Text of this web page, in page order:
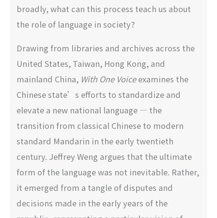
broadly, what can this process teach us about
the role of language in society?
Drawing from libraries and archives across the
United States, Taiwan, Hong Kong, and
mainland China, With One Voiceexamines the
Chinese state’s efforts to standardize and
elevate a new national language — the
transition from classical Chinese to modern
standard Mandarin in the early twentieth
century. Jeffrey Weng argues that the ultimate
form of the language was not inevitable. Rather,
it emerged from a tangle of disputes and
decisions made in the early years of the